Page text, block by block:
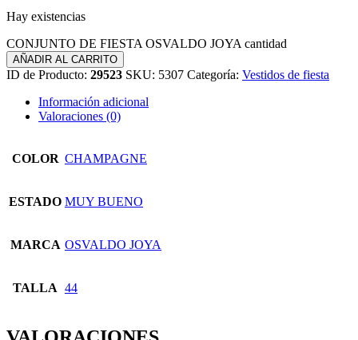
Hay existencias
CONJUNTO DE FIESTA OSVALDO JOYA cantidad
AÑADIR AL CARRITO
ID de Producto: 29523 SKU: 5307 Categoría: Vestidos de fiesta
Información adicional
Valoraciones (0)
COLOR CHAMPAGNE
ESTADO MUY BUENO
MARCA OSVALDO JOYA
TALLA 44